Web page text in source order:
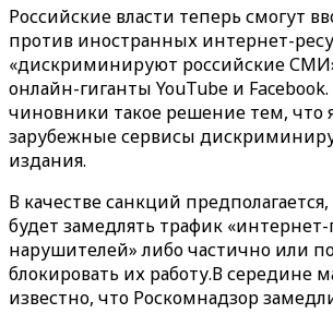
Российские власти теперь смогут
против иностранных интернет-
«дискриминируют российские
онлайн-гиганты YouTube и
чиновники такое решение тем, что
зарубежные сервисы
издания.
В качестве санкций
будет замедлять трафик
нарушителей» либо частично или
блокировать их работу.В середине
известно, что Роскомнадзор